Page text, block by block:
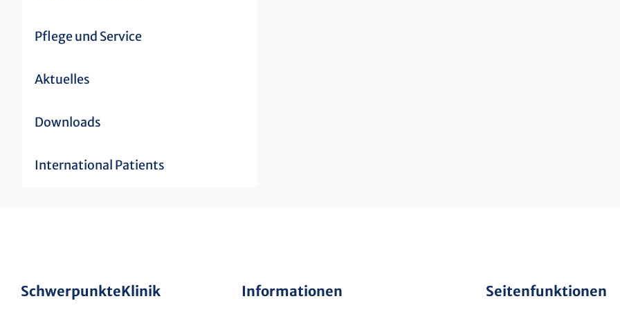
Pflege und Service
Aktuelles
Downloads
International Patients
SchwerpunkteKlinik Informationen Seitenfunktionen